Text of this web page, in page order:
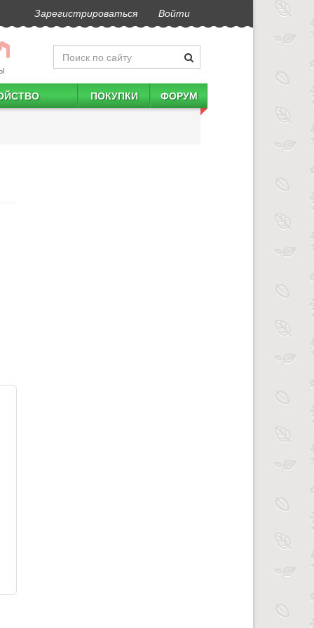
Зарегистрироваться Войти
ПОКУПКИ ФОРУМ